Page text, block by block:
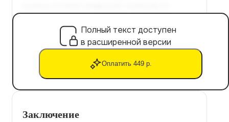
Полный текст доступен
в расширенной версии
Оплатить 449 р.
Заключение